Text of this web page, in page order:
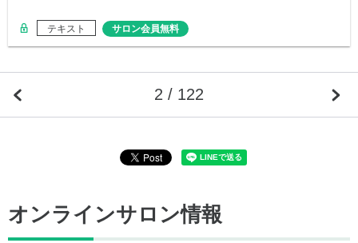
テキスト サロン会員無料
2 / 122
オンラインサロン情報